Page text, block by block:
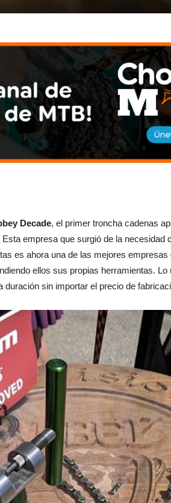
Decade, el primer troncha cadenas
Esta empresa que surgió de la necesidad
es ahora una de las mejores
ellos sus propias herramientas. Lo
sin importar el precio de